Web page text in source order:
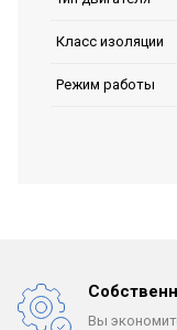
Класс изоляции
Режим работы
Вы